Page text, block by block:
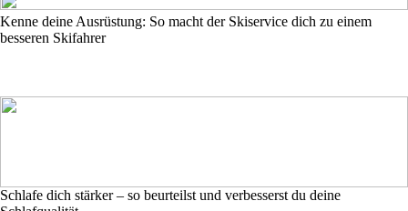
Kenne deine Ausrüstung: So macht der Skiservice dich zu einem
besseren Skifahrer
Schlafe dich stärker – so beurteilst und verbesserst du deine